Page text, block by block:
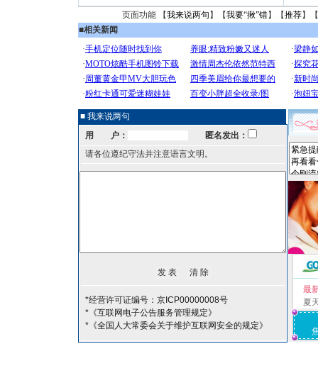
页面功能 【我来说两句 】【我要“揪”错】【推荐】
■相关新闻
■ 我来说两句
用 户：
匿名发出：
请各位遵纪守法并注意语言文明。
*经营许可证编号：京ICP00000008号
*《互联网电子公告服务管理规定》
*《全国人大常委会关于维护互联网安全的规定》
最
夏